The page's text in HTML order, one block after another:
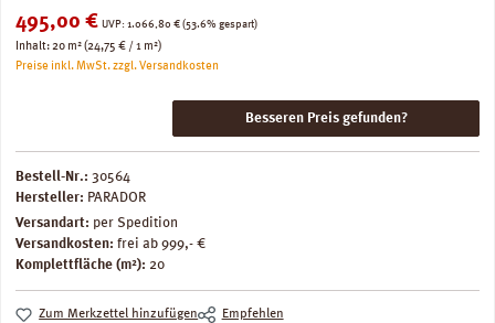
Verkaufspreis:
495,00 € UVP: Regulärer Preis:
1.066,80 € (53.6% gespart)
Inhalt:20 m²(24,75 € / 1 m²)
Preise inkl. MwSt. zzgl. Versandkosten
Besseren Preis gefunden?
Bestell-Nr.: 30564
Hersteller: PARADOR
Versandart: per Spedition
Versandkosten: frei ab 999,- €
Komplettfläche (m²): 20
Zum Merkzettel hinzufügen Empfehlen